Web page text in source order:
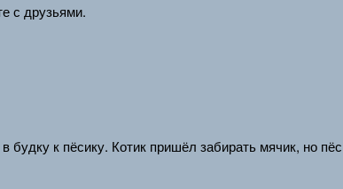
с друзьями.
будку к пёсику. Котик пришёл забирать мячик, но